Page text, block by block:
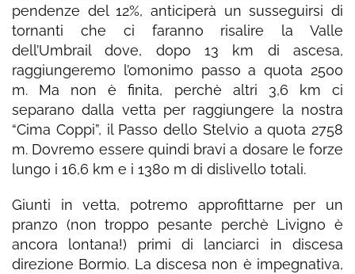
pendenze del 12%, anticiperà un susseguirsi di
tornanti che ci faranno risalire la Valle
dell’Umbrail dove, dopo 13 km di ascesa,
raggiungeremo l’omonimo passo a quota 2500
m. Ma non è finita, perchè altri 3,6 km ci
separano dalla vetta per raggiungere la nostra
“Cima Coppi”, il Passo dello Stelvio a quota 2758
m. Dovremo essere quindi bravi a dosare le forze
lungo i 16,6 km e i 1380 m di dislivello totali.
Giunti in vetta, potremo approfittarne per un
pranzo (non troppo pesante perchè Livigno è
ancora lontana!) primi di lanciarci in discesa
direzione Bormio. La discesa non è impegnativa,